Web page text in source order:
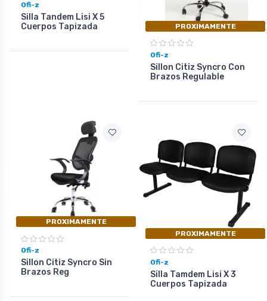
Ofi-z
Silla Tandem Lisi X 5
Cuerpos Tapizada
PROXIMAMENTE
Ofi-z
Sillon Citiz Syncro Con
Brazos Regulable
PROXIMAMENTE
Ofi-z
Sillon Citiz Syncro Sin
Brazos Reg
PROXIMAMENTE
Ofi-z
Silla Tamdem Lisi X 3
Cuerpos Tapizada